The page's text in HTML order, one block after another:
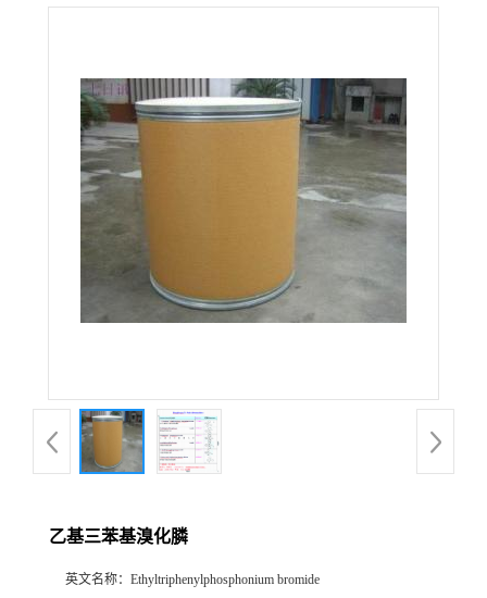
乙基三苯基溴化膦
英文名称： Ethyltriphenylphosphonium bromide